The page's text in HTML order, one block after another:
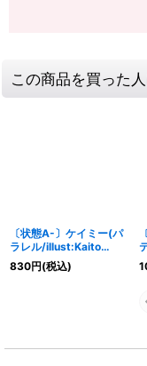
この商品を買った
〔状態A-〕ケイミー(パ
ラレル/illust:Kaito
Shibano)【R/P】
{OP06-025}
830円(税込)